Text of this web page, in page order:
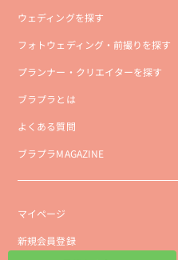
ウェディングを探す
フォトウェディング・前撮りを探す
プランナー・クリエイターを探す
ブラプラとは
よくある質問
ブラプラMAGAZINE
マイページ
新規会員登録